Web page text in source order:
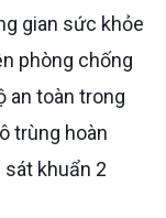
gian sức khỏe
phòng chống
an toàn trong
trùng hoàn
khuẩn 2